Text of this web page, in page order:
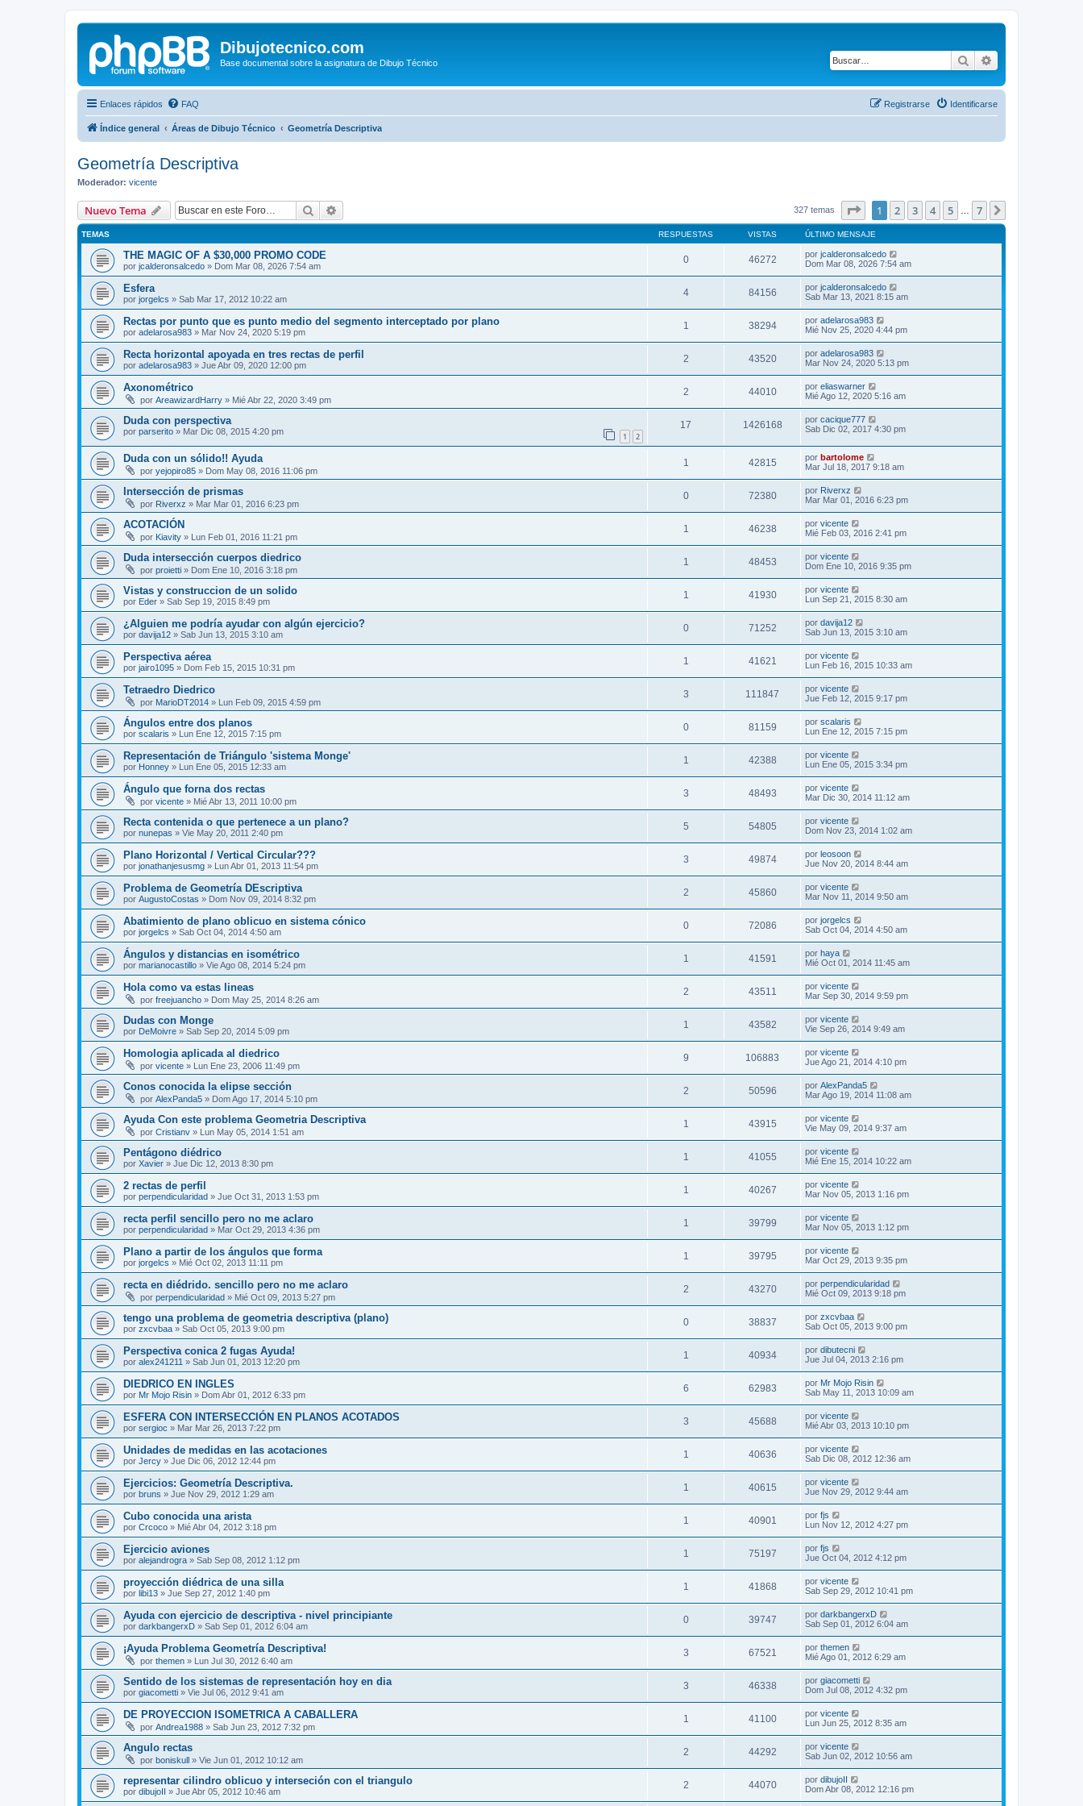
Dibujotecnico.com
Base documental sobre la asignatura de Dibujo Técnico Buscar
Enlaces rápidos FAQ Identificarse
Registrarse
Índice general Áreas de Dibujo Técnico Geometría Descriptiva
Geometría Descriptiva
Moderador: vicente
Nuevo Tema Buscar 327 temas Página1 de
1 2 3 4 5 7
TEMAS RESPUESTAS VISTAS ÚLTIMO MENSAJE
THE MAGIC OF A $30,000 PROMO CODE
por jcalderonsalcedo » Dom Mar 08, 2026 7:54 am
0 46272 por jcalderonsalcedo
Dom Mar 08, 2026 7:54 am
Esfera
por jorgelcs » Sab Mar 17, 2012 10:22 am
4 84156 por jcalderonsalcedo
Sab Mar 13, 2021 8:15 am
Rectas por punto que es punto medio del segmento interceptado por plano
por adelarosa983 » Mar Nov 24, 2020 5:19 pm
1 38294 por adelarosa983
Mié Nov 25, 2020 4:44 pm
Recta horizontal apoyada en tres rectas de perfil
por adelarosa983 » Jue Abr 09, 2020 12:00 pm
2 43520 por adelarosa983
Mar Nov 24, 2020 5:13 pm
Axonométrico
por AreawizardHarry » Mié Abr 22, 2020 3:49 pm
2 44010 por eliaswarner
Mié Ago 12, 2020 5:16 am
Duda con perspectiva
por parserito » Mar Dic 08, 2015 4:20 pm 1 2
17 1426168 por cacique777
Sab Dic 02, 2017 4:30 pm
Duda con un sólido!! Ayuda
por yejopiro85 » Dom May 08, 2016 11:06 pm
1 42815 por bartolome
Mar Jul 18, 2017 9:18 am
Intersección de prismas
por Riverxz » Mar Mar 01, 2016 6:23 pm
0 72380 por Riverxz
Mar Mar 01, 2016 6:23 pm
ACOTACIÓN
por Kiavity » Lun Feb 01, 2016 11:21 pm
1 46238 por vicente
Mié Feb 03, 2016 2:41 pm
Duda intersección cuerpos diedrico
por proietti » Dom Ene 10, 2016 3:18 pm
1 48453 por vicente
Dom Ene 10, 2016 9:35 pm
Vistas y construccion de un solido
por Eder » Sab Sep 19, 2015 8:49 pm
1 41930 por vicente
Lun Sep 21, 2015 8:30 am
¿Alguien me podría ayudar con algún ejercicio?
por davija12 » Sab Jun 13, 2015 3:10 am
0 71252 por davija12
Sab Jun 13, 2015 3:10 am
Perspectiva aérea
por jairo1095 » Dom Feb 15, 2015 10:31 pm
1 41621 por vicente
Lun Feb 16, 2015 10:33 am
Tetraedro Diedrico
por MarioDT2014 » Lun Feb 09, 2015 4:59 pm
3 111847 por vicente
Jue Feb 12, 2015 9:17 pm
Ángulos entre dos planos
por scalaris » Lun Ene 12, 2015 7:15 pm
0 81159 por scalaris
Lun Ene 12, 2015 7:15 pm
Representación de Triángulo 'sistema Monge'
por Honney » Lun Ene 05, 2015 12:33 am
1 42388 por vicente
Lun Ene 05, 2015 3:34 pm
Ángulo que forna dos rectas
por vicente » Mié Abr 13, 2011 10:00 pm
3 48493 por vicente
Mar Dic 30, 2014 11:12 am
Recta contenida o que pertenece a un plano?
por nunepas » Vie May 20, 2011 2:40 pm
5 54805 por vicente
Dom Nov 23, 2014 1:02 am
Plano Horizontal / Vertical Circular???
por jonathanjesusmg » Lun Abr 01, 2013 11:54 pm
3 49874 por leosoon
Jue Nov 20, 2014 8:44 am
Problema de Geometría DEscriptiva
por AugustoCostas » Dom Nov 09, 2014 8:32 pm
2 45860 por vicente
Mar Nov 11, 2014 9:50 am
Abatimiento de plano oblicuo en sistema cónico
por jorgelcs » Sab Oct 04, 2014 4:50 am
0 72086 por jorgelcs
Sab Oct 04, 2014 4:50 am
Ángulos y distancias en isométrico
por marianocastillo » Vie Ago 08, 2014 5:24 pm
1 41591 por haya
Mié Oct 01, 2014 11:45 am
Hola como va estas lineas
por freejuancho » Dom May 25, 2014 8:26 am
2 43511 por vicente
Mar Sep 30, 2014 9:59 pm
Dudas con Monge
por DeMoivre » Sab Sep 20, 2014 5:09 pm
1 43582 por vicente
Vie Sep 26, 2014 9:49 am
Homologia aplicada al diedrico
por vicente » Lun Ene 23, 2006 11:49 pm
9 106883 por vicente
Jue Ago 21, 2014 4:10 pm
Conos conocida la elipse sección
por AlexPanda5 » Dom Ago 17, 2014 5:10 pm
2 50596 por AlexPanda5
Mar Ago 19, 2014 11:08 am
Ayuda Con este problema Geometria Descriptiva
por Cristianv » Lun May 05, 2014 1:51 am
1 43915 por vicente
Vie May 09, 2014 9:37 am
Pentágono diédrico
por Xavier » Jue Dic 12, 2013 8:30 pm
1 41055 por vicente
Mié Ene 15, 2014 10:22 am
2 rectas de perfil
por perpendicularidad » Jue Oct 31, 2013 1:53 pm
1 40267 por vicente
Mar Nov 05, 2013 1:16 pm
recta perfil sencillo pero no me aclaro
por perpendicularidad » Mar Oct 29, 2013 4:36 pm
1 39799 por vicente
Mar Nov 05, 2013 1:12 pm
Plano a partir de los ángulos que forma
por jorgelcs » Mié Oct 02, 2013 11:11 pm
1 39795 por vicente
Mar Oct 29, 2013 9:35 pm
recta en diédrido. sencillo pero no me aclaro
por perpendicularidad » Mié Oct 09, 2013 5:27 pm
2 43270 por perpendicularidad
Mié Oct 09, 2013 9:18 pm
tengo una problema de geometria descriptiva (plano)
por zxcvbaa » Sab Oct 05, 2013 9:00 pm
0 38837 por zxcvbaa
Sab Oct 05, 2013 9:00 pm
Perspectiva conica 2 fugas Ayuda!
por alex241211 » Sab Jun 01, 2013 12:20 pm
1 40934 por dibutecni
Jue Jul 04, 2013 2:16 pm
DIEDRICO EN INGLES
por Mr Mojo Risin » Dom Abr 01, 2012 6:33 pm
6 62983 por Mr Mojo Risin
Sab May 11, 2013 10:09 am
ESFERA CON INTERSECCIÓN EN PLANOS ACOTADOS
por sergioc » Mar Mar 26, 2013 7:22 pm
3 45688 por vicente
Mié Abr 03, 2013 10:10 pm
Unidades de medidas en las acotaciones
por Jercy » Jue Dic 06, 2012 12:44 pm
1 40636 por vicente
Sab Dic 08, 2012 12:36 am
Ejercicios: Geometría Descriptiva.
por bruns » Jue Nov 29, 2012 1:29 am
1 40615 por vicente
Jue Nov 29, 2012 9:44 am
Cubo conocida una arista
por Crcoco » Mié Abr 04, 2012 3:18 pm
1 40901 por fjs
Lun Nov 12, 2012 4:27 pm
Ejercicio aviones
por alejandrogra » Sab Sep 08, 2012 1:12 pm
1 75197 por fjs
Jue Oct 04, 2012 4:12 pm
proyección diédrica de una silla
por libi13 » Jue Sep 27, 2012 1:40 pm
1 41868 por vicente
Sab Sep 29, 2012 10:41 pm
Ayuda con ejercicio de descriptiva - nivel principiante
por darkbangerxD » Sab Sep 01, 2012 6:04 am
0 39747 por darkbangerxD
Sab Sep 01, 2012 6:04 am
¡Ayuda Problema Geometría Descriptiva!
por themen » Lun Jul 30, 2012 6:40 am
3 67521 por themen
Mié Ago 01, 2012 6:29 am
Sentido de los sistemas de representación hoy en dia
por giacometti » Vie Jul 06, 2012 9:41 am
3 46338 por giacometti
Dom Jul 08, 2012 4:32 pm
DE PROYECCION ISOMETRICA A CABALLERA
por Andrea1988 » Sab Jun 23, 2012 7:32 pm
1 41100 por vicente
Lun Jun 25, 2012 8:35 am
Angulo rectas
por boniskull » Vie Jun 01, 2012 10:12 am
2 44292 por vicente
Sab Jun 02, 2012 10:56 am
representar cilindro oblicuo y interseción con el triangulo
por dibujoII » Jue Abr 05, 2012 10:46 am
2 44070 por dibujoII
Dom Abr 08, 2012 12:16 pm